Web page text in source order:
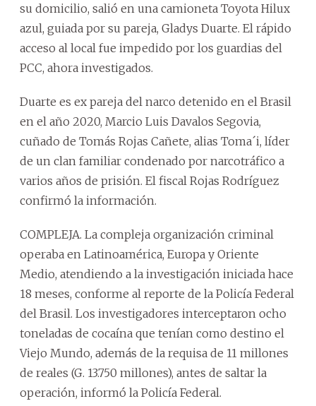
su domicilio, salió en una camioneta Toyota Hilux
azul, guiada por su pareja, Gladys Duarte. El rápido
acceso al local fue impedido por los guardias del
PCC, ahora investigados.
Duarte es ex pareja del narco detenido en el Brasil
en el año 2020, Marcio Luis Davalos Segovia,
cuñado de Tomás Rojas Cañete, alias Toma´i, líder
de un clan familiar condenado por narcotráfico a
varios años de prisión. El fiscal Rojas Rodríguez
confirmó la información.
COMPLEJA. La compleja organización criminal
operaba en Latinoamérica, Europa y Oriente
Medio, atendiendo a la investigación iniciada hace
18 meses, conforme al reporte de la Policía Federal
del Brasil. Los investigadores interceptaron ocho
toneladas de cocaína que tenían como destino el
Viejo Mundo, además de la requisa de 11 millones
de reales (G. 13.750 millones), antes de saltar la
operación, informó la Policía Federal.